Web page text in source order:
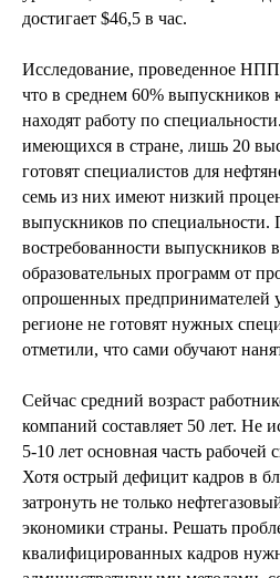
достигает $46,5 в час.
Исследование, проведенное НПП
что в среднем 60% выпускников
находят работу по
имеющихся в стране, лишь 20
готовят специалистов для
семь из них имеют низкий
выпускников по специальности.
востребованности выпускников
образовательных программ от
опрошенных предпринимателей
регионе не готовят нужных
отметили, что сами обучают
Сейчас средний возраст
компаний составляет 50 лет. Не
5-10 лет основная часть
Хотя острый дефицит кадров в
затронуть не только
экономики страны. Решать
квалифицированных кадров